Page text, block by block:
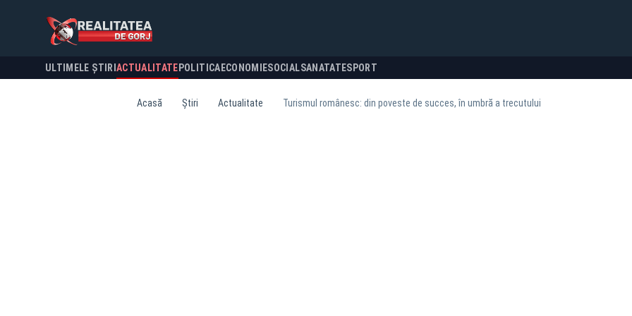
ULTIMELE ȘTIRI ACTUALITATE POLITICA ECONOMIESOCIALSANATATESPORT
Acasă Știri Actualitate Turismul românesc: din poveste de succes, în umbră a trecutului